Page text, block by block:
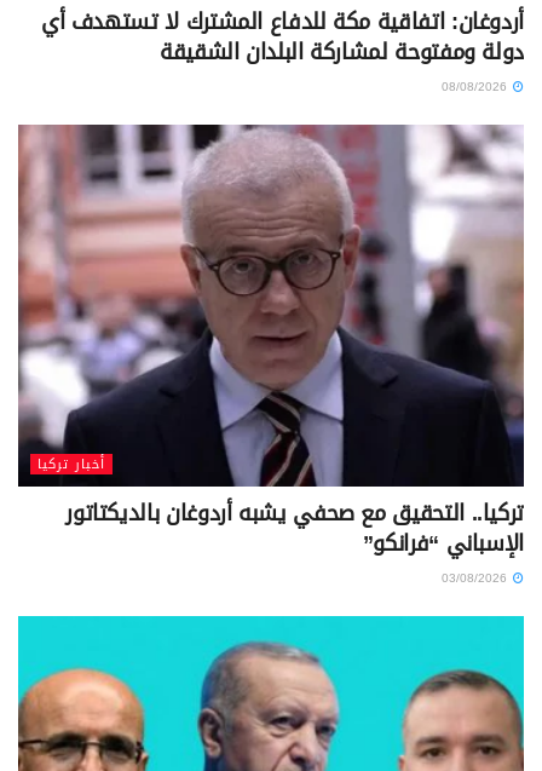
أردوغان: اتفاقية مكة للدفاع المشترك لا تستهدف أي
دولة ومفتوحة لمشاركة البلدان الشقيقة
أخبار تركيا
تركيا.. التحقيق مع صحفي يشبه أردوغان بالديكتاتور
الإسباني “فرانكو”